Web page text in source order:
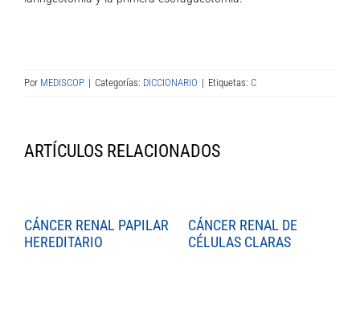
Por MEDISCOP | Categorías: DICCIONARIO | Etiquetas: C
ARTÍCULOS RELACIONADOS
CÁNCER RENAL PAPILAR
HEREDITARIO
CÁNCER RENAL DE
CÉLULAS CLARAS